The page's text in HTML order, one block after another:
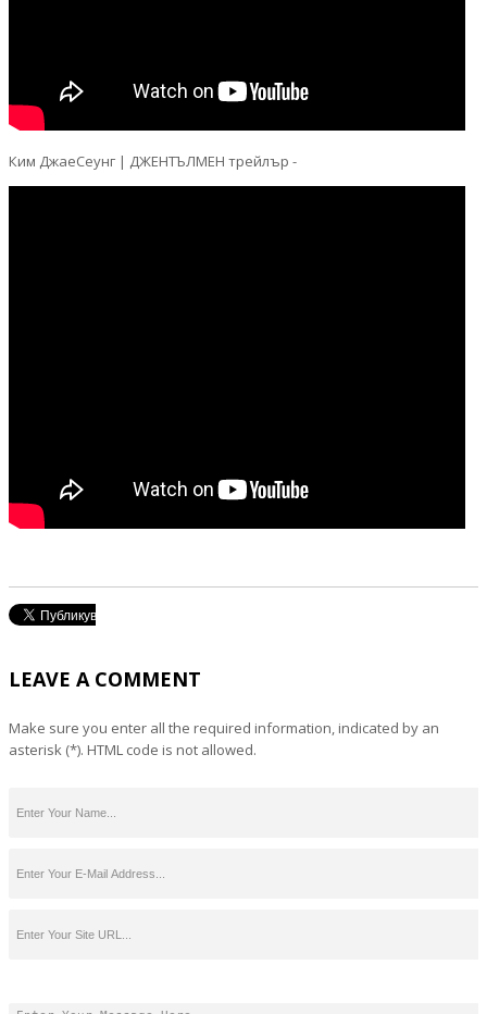
Ким ДжаеСеунг | ДЖЕНТЪЛМЕН трейлър -
LEAVE A COMMENT
Make sure you enter all the required information, indicated by an
asterisk (*). HTML code is not allowed.